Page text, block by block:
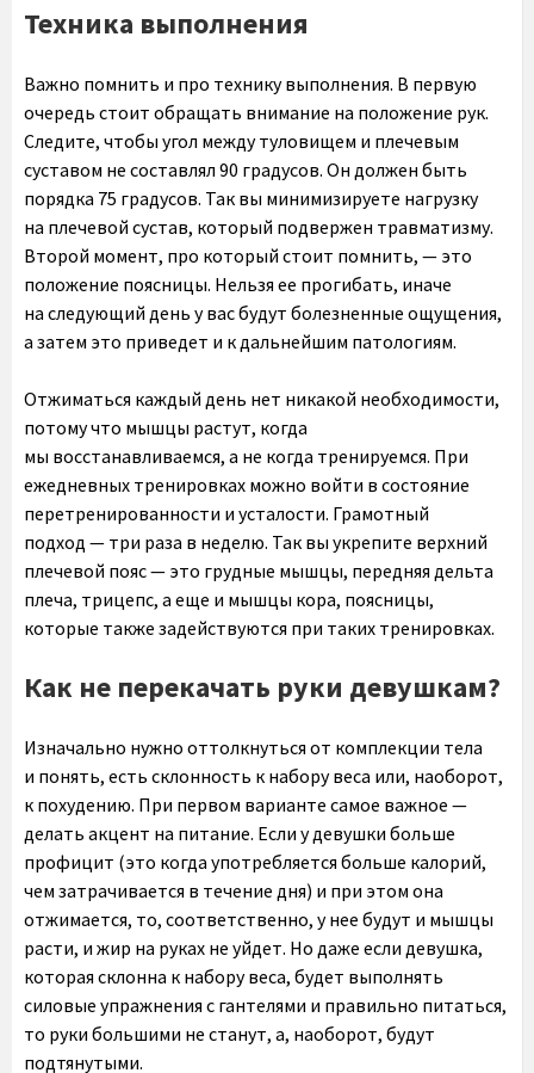
Техника выполнения
Важно помнить и про технику выполнения. В первую
очередь стоит обращать внимание на положение рук.
Следите, чтобы угол между туловищем и плечевым
суставом не составлял 90 градусов. Он должен быть
порядка 75 градусов. Так вы минимизируете нагрузку
на плечевой сустав, который подвержен травматизму.
Второй момент, про который стоит помнить, — это
положение поясницы. Нельзя ее прогибать, иначе
на следующий день у вас будут болезненные ощущения,
а затем это приведет и к дальнейшим патологиям.
Отжиматься каждый день нет никакой необходимости,
потому что мышцы растут, когда
мы восстанавливаемся, а не когда тренируемся. При
ежедневных тренировках можно войти в состояние
перетренированности и усталости. Грамотный
подход — три раза в неделю. Так вы укрепите верхний
плечевой пояс — это грудные мышцы, передняя дельта
плеча, трицепс, а еще и мышцы кора, поясницы,
которые также задействуются при таких тренировках.
Как не перекачать руки девушкам?
Изначально нужно оттолкнуться от комплекции тела
и понять, есть склонность к набору веса или, наоборот,
к похудению. При первом варианте самое важное —
делать акцент на питание. Если у девушки больше
профицит (это когда употребляется больше калорий,
чем затрачивается в течение дня) и при этом она
отжимается, то, соответственно, у нее будут и мышцы
расти, и жир на руках не уйдет. Но даже если девушка,
которая склонна к набору веса, будет выполнять
силовые упражнения с гантелями и правильно питаться,
то руки большими не станут, а, наоборот, будут
подтянутыми.